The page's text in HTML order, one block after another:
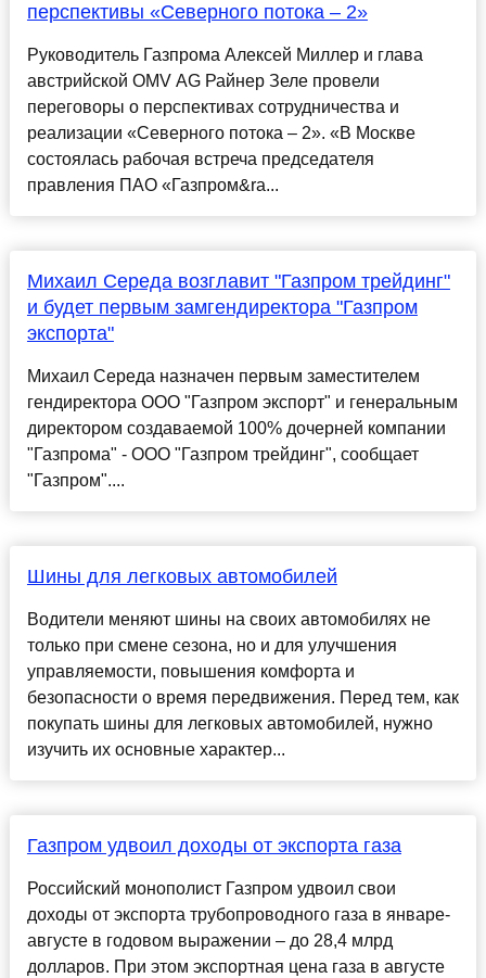
перспективы «Северного потока – 2»
Руководитель Газпрома Алексей Миллер и глава
австрийской OMV AG Райнер Зеле провели
переговоры о перспективах сотрудничества и
реализации «Северного потока – 2». «В Москве
состоялась рабочая встреча председателя
правления ПАО «Газпром&ra...
Михаил Середа возглавит "Газпром трейдинг"
и будет первым замгендиректора "Газпром
экспорта"
Михаил Середа назначен первым заместителем
гендиректора ООО "Газпром экспорт" и генеральным
директором создаваемой 100% дочерней компании
"Газпрома" - ООО "Газпром трейдинг", сообщает
"Газпром"....
Шины для легковых автомобилей
Водители меняют шины на своих автомобилях не
только при смене сезона, но и для улучшения
управляемости, повышения комфорта и
безопасности о время передвижения. Перед тем, как
покупать шины для легковых автомобилей, нужно
изучить их основные характер...
Газпром удвоил доходы от экспорта газа
Российский монополист Газпром удвоил свои
доходы от экспорта трубопроводного газа в январе-
августе в годовом выражении – до 28,4 млрд
долларов. При этом экспортная цена газа в августе